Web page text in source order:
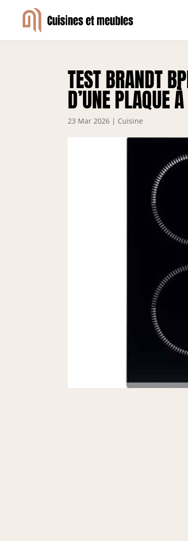
TEST BRANDT
D’UNE PLAQUE
23 Mar 2026 | Cuisine